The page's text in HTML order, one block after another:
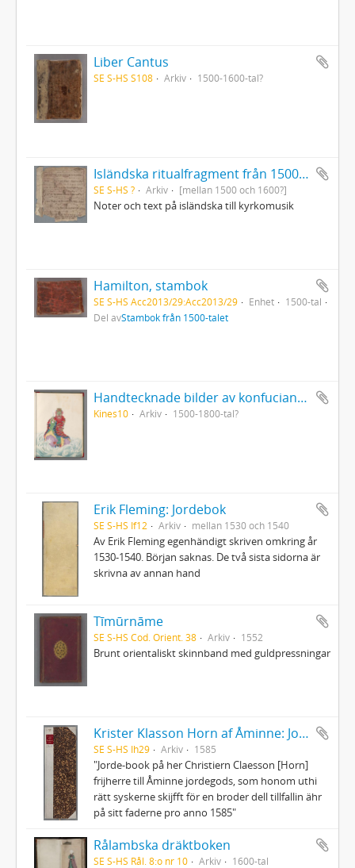
Liber Cantus
SE S-HS S108 Arkiv 1500-1600-tal?
Isländska ritualfragment från 1500-talet
SE S-HS ? Arkiv [mellan 1500 och 1600?]
Noter och text på isländska till kyrkomusik
Hamilton, stambok
SE S-HS Acc2013/29:Acc2013/29 Enhet
1500-tal
Del avStambok från 1500-talet
Handtecknade bilder av konfucianska och daoistiska lärda eller heliga personer från Kina
Kines10 Arkiv 1500-1800-tal?
Erik Fleming: Jordebok
SE S-HS If12 Arkiv mellan 1530 och 1540
Av Erik Fleming egenhändigt skriven omkring år
1530-1540. Början saknas. De två sista sidorna är
skrivna av annan hand
Tīmūrnāme
SE S-HS Cod. Orient. 38 Arkiv 1552
Brunt orientaliskt skinnband med guldpressningar
Krister Klasson Horn af Åminne: Jordebok
SE S-HS Ih29 Arkiv 1585
"Jorde-book på her Christiern Claesson [Horn]
frijherre till Åminne jordegods, som honom uthi
rätt syskerne skijfft för en broder dell tillfallin ähr
på sitt faderne pro anno 1585"
Rålambska dräktboken
SE S-HS Rål. 8:o nr 10 Arkiv 1600-tal